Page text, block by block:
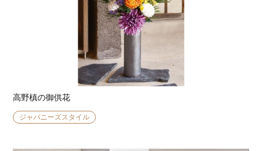
高野槙の御供花
ジャパニーズスタイル